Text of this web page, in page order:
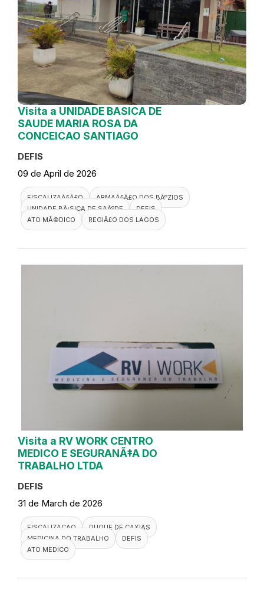
Visita a UNIDADE BASICA DE
SAUDE MARIA ROSA DA
CONCEICAO SANTIAGO
DEFIS
09 de April de 2026
FISCALIZAÃ§Ã£O
ARMAÃ§Ã£O DOS BÃºZIOS
UNIDADE BÃ¡SICA DE SAÃºDE
DEFIS
ATO MÃ©DICO
REGIÃ£O DOS LAGOS
Visita a RV WORK CENTRO
MEDICO E SEGURANÃ‡A DO
TRABALHO LTDA
DEFIS
31 de March de 2026
FISCALIZACAO
DUQUE DE CAXIAS
MEDICINA DO TRABALHO
DEFIS
ATO MEDICO